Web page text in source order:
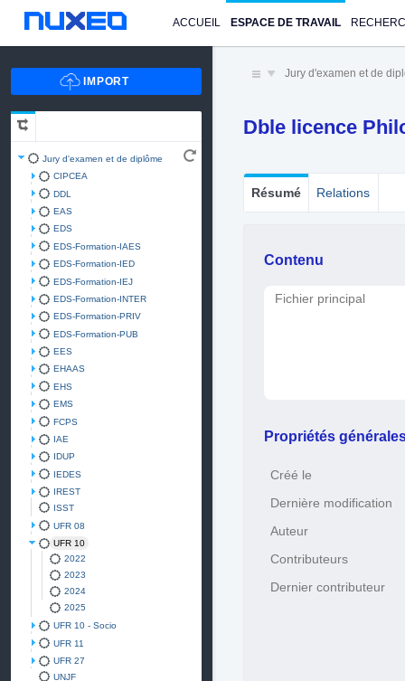
ACCUEIL ESPACE DE TRAVAIL
Jury d'examen et de diplôme
CIPCEA
DDL
EAS
EDS
EDS-Formation-IAES
EDS-Formation-IED
EDS-Formation-IEJ
EDS-Formation-INTER
EDS-Formation-PRIV
EDS-Formation-PUB
EES
EHAAS
EHS
EMS
FCPS
IAE
IDUP
IEDES
IREST
ISST
UFR 08
UFR 10
2022
2023
2024
2025
UFR 10 - Socio
UFR 11
UFR 27
UNJF
Jury d'examen et de
Dble licence
Résumé Relations
Contenu
Fichier principal
Propriétés
Créé le
Dernière modification
Auteur
Contributeurs
Dernier contributeur